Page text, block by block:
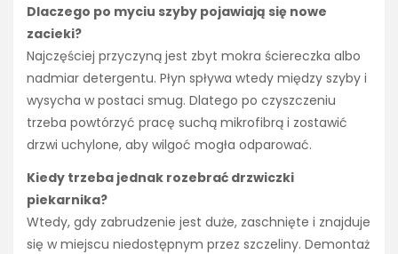
Dlaczego po myciu szyby pojawiają się nowe
zacieki?
Najczęściej przyczyną jest zbyt mokra ściereczka albo
nadmiar detergentu. Płyn spływa wtedy między szyby i
wysycha w postaci smug. Dlatego po czyszczeniu
trzeba powtórzyć pracę suchą mikrofibrą i zostawić
drzwi uchylone, aby wilgoć mogła odparować.
Kiedy trzeba jednak rozebrać drzwiczki
piekarnika?
Wtedy, gdy zabrudzenie jest duże, zaschnięte i znajduje
się w miejscu niedostępnym przez szczeliny. Demontaż